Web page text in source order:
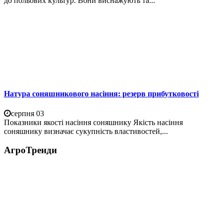
Натура соняшникового насіння: резерв прибутковості
серпня 03
Показники якості насіння соняшнику Якість насіння
соняшнику визначає сукупність властивостей,...
АгроТренди